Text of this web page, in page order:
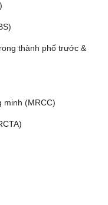
thành phố trước &
minh (MRCC)